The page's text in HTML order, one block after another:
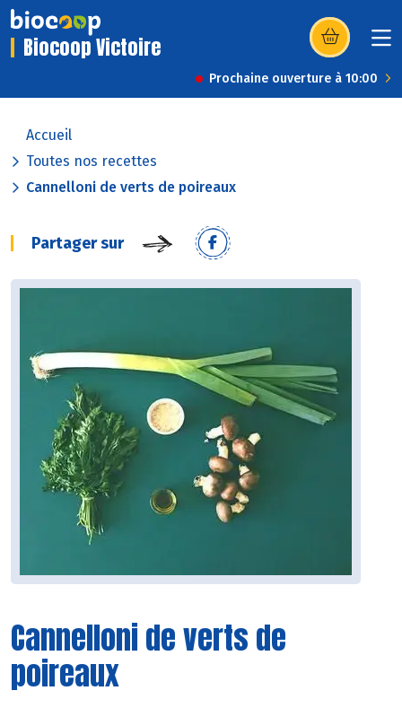
Biocoop Victoire (s’ouvre dans
Prochaine ouverture à 10:00
Accueil
Toutes nos recettes
Cannelloni de verts de poireaux
Partager sur
Cannelloni de verts de
poireaux